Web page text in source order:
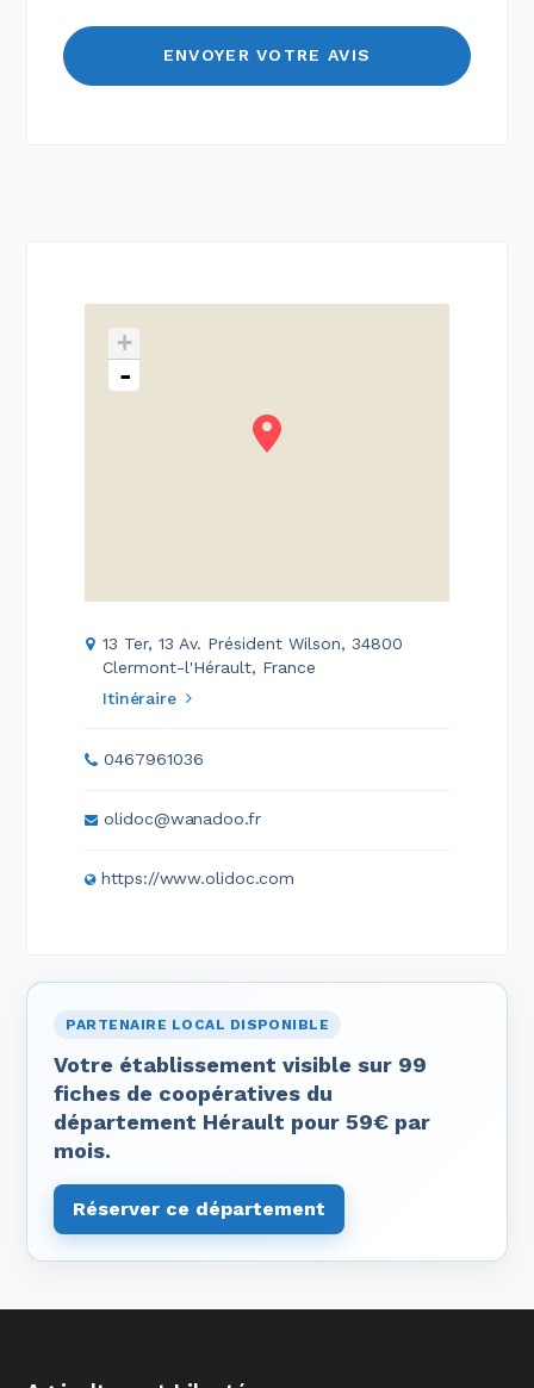
+
-
13 Ter, 13 Av. Président Wilson, 34800
Clermont-l'Hérault, France
Itinéraire
0467961036
olidoc@wanadoo.fr
https://www.olidoc.com
PARTENAIRE LOCAL DISPONIBLE
Votre établissement visible sur 99
fiches de coopératives du
département Hérault pour 59€ par
mois.
Réserver ce département